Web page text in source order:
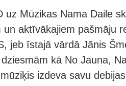
uz Mūzikas Nama Daile
aktīvākajiem pašmāju
jeb īstajā vārdā Jānis
kā No Jauna,
izdeva savu